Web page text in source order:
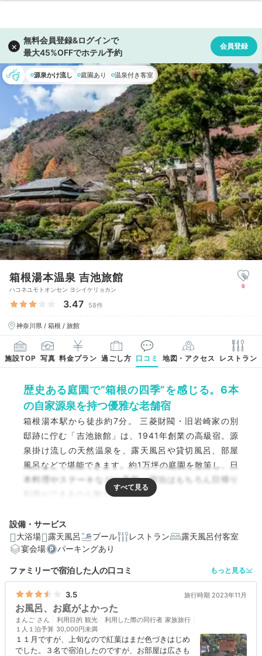
源泉かけ流し 庭園あり 温泉付き客室
箱根湯本温泉 吉池旅館
ハコネユモトオンセン ヨシイケリョカン
3.47 58件
神奈川県 / 箱根 / 旅館
9
施設TOP 写真 料金プラン 過ごし方 口コミ 地図・アクセス レストラン
歴史ある庭園で“箱根の四季”を感じる。6本
の自家源泉を持つ優雅な老舗宿
箱根湯本駅から徒歩約7分。 三菱財閥・旧岩崎家の別
邸跡に佇む「吉池旅館」は、1941年創業の高級宿。源
泉掛け流しの天然温泉を、露天風呂や貸切風呂、部屋
風呂などで堪能できます。約1万坪の庭園を散策し、日
本料理やステーキなどに舌鼓。宿泊はもちろん日帰り
利用ができるのも魅力的です。
編集部おすすめの３つのポイント
日帰り入浴もOK♪箱根屈指の湧出量を誇る天然温泉
庭園ビューのお部屋が充実。全室に温泉風呂を備えた客
室
日本料理に鉄板焼きも！お腹を満たす3軒のダイニング
設備・サービス
大浴場
露天風呂 プール レストラン
露天風呂付客室
宴会場
パーキングあり
ファミリーで宿泊した人の口コミ もっと見る
3.5 旅行時期 2023年11月
お風呂、お庭がよかった
まんご 利用目的 観光 利用した際の同行者 家族旅行
１人１泊予算 30,000円未満
１１月ですが、上旬なので紅葉はまだ色づきはじめ
でした。３名で宿泊したのですが、お部屋は広さも